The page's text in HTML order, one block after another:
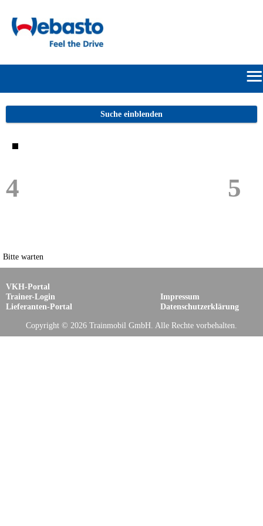
START
HERSTELLERPORTALE
≡
Suche einblenden
4 5
Bitte warten
VKH-Portal
Trainer-Login
Lieferanten-Portal
Impressum
Datenschutzerklärung
Copyright © 2026 Trainmobil GmbH. Alle Rechte vorbehalten.